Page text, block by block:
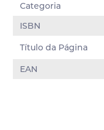
Categoria
ISBN
Título da Página
EAN